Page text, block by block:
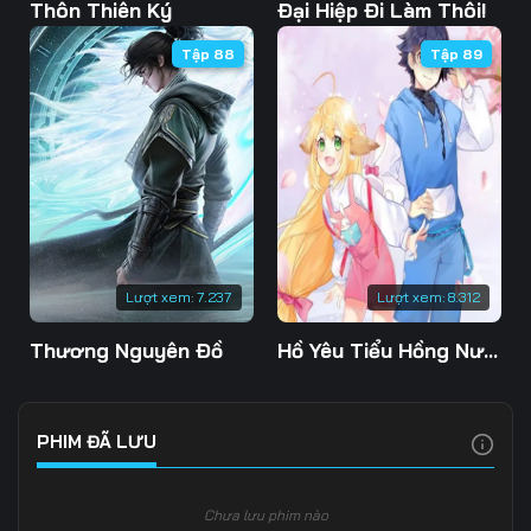
Tập 103 Tập 104 Tập 105
Tập 106 Tập 107 Tập 108
Tập 109 Tập 110 Tập 111
Tập 112 Tập 113 Tập 114
Tập 115 Tập 116 Tập 117
Tập 118 Tập 119 Tập 120
Tập 121 Tập 122 Tập 123
Thôn Thiên Ký Đại Hiệp Đi Làm Thôi!
Lượt xem: 7.237
Tập 88
Thương Nguyên Đồ
Lượt xem: 8.312
Tập 89
Hồ Yêu Tiểu Hồng Nương
PHIM ĐÃ LƯU
Chưa lưu phim nào